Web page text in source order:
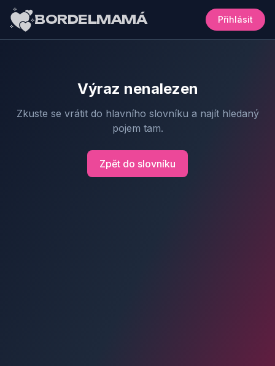
BORDELMAMÁ Přihlásit
Výraz nenalezen
Zkuste se vrátit do hlavního slovníku a najít hledaný
pojem tam.
Zpět do slovníku